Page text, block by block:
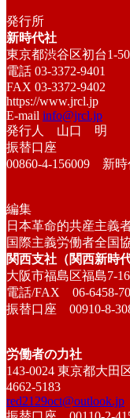
発行所
新時代社
東京都渋谷区初台1-
電話 03-3372-9401
FAX 03-3372-9402
https://www.jrcl.jp
E-mail info@jrcl.jp
発行人 山口 明
振替口座
00860-4-156009 新時
編集
日本革命的共産主義
国際主義労働者全国
関西支社（関西新時代
大阪市福島区福島7-
電話/FAX 06-6458-
振替口座 00910-8-
労働者の力社
143-0024 東京都大
4662-5183
red2129oct@outlook.jp